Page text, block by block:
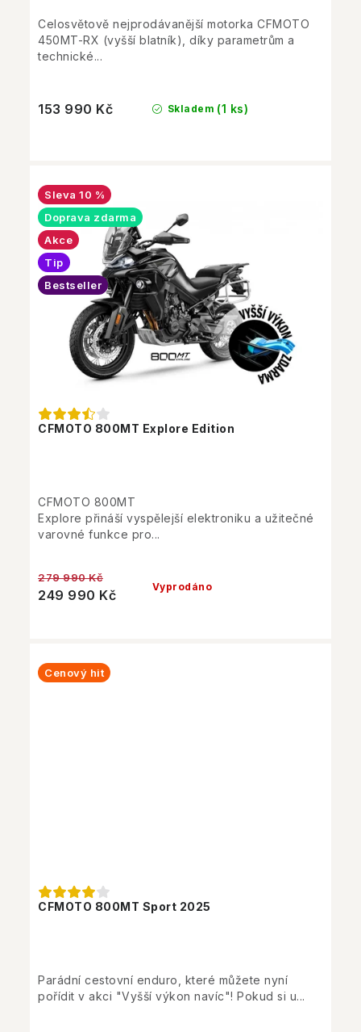
Skladem (1 ks)
153 990 Kč
Celosvětově nejprodávanější motorka CFMOTO
450MT-RX (vyšší blatník), díky parametrům a
technické...
CFMOTO 800MT Explore Edition
10 %
Doprava zdarma
Akce
Tip
Bestseller
Vyprodáno
249 990 Kč
279 990 Kč
CFMOTO 800MT
Explore přináší vyspělejší elektroniku a užitečné
varovné funkce pro...
CFMOTO 800MT Sport 2025
Cenový hit
Parádní cestovní enduro, které můžete nyní
pořídit v akci "Vyšší výkon navíc"! Pokud si u...